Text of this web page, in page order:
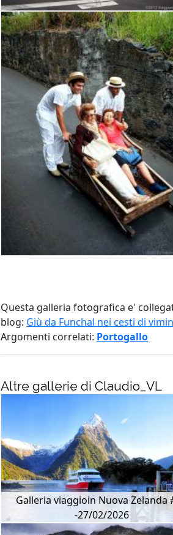
Questa galleria fotografica e'
blog: Giù da Funchal nei cesti di
Argomenti correlati: Portogallo
Altre gallerie di Claudio_VL
Galleria viaggioin Nuova Zelanda
-27/02/2026